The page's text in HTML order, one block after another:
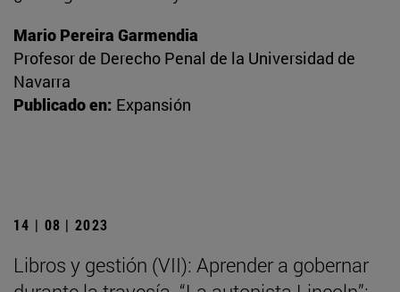
Mario Pereira Garmendia
Profesor de Derecho Penal de la Universidad de
Navarra
Publicado en: Expansión
14 | 08 | 2023
Libros y gestión (VII): Aprender a gobernar